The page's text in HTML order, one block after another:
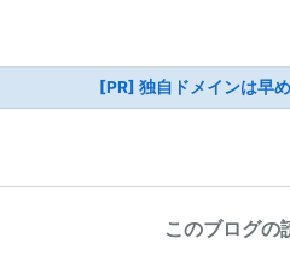
[PR] 独自ドメインは早
このブログの